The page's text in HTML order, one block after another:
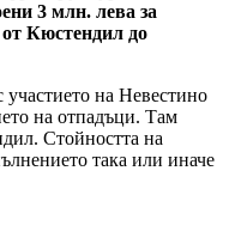
3 млн. лева за
Кюстендил до
на Невестино
на отпадъци. Там
Стойността на
така или иначе